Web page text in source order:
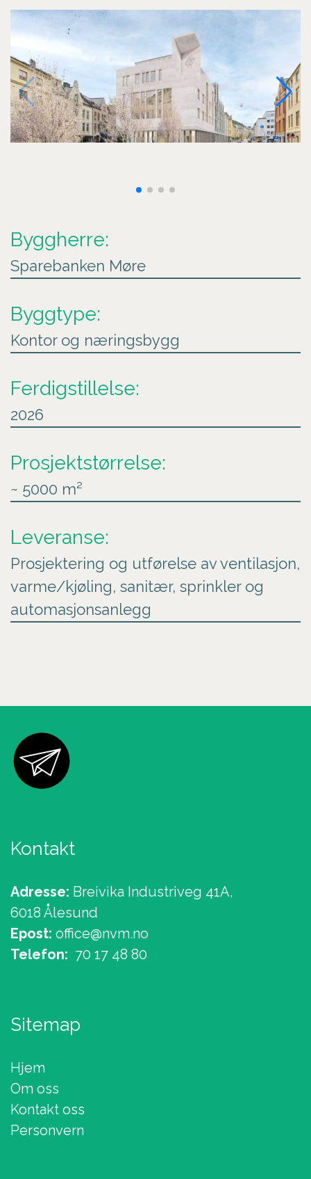
Byggherre:
Sparebanken Møre
Byggtype:
Kontor og næringsbygg
Ferdigstillelse:
2026
Prosjektstørrelse:
~ 5000 m²
Leveranse:
Prosjektering og utførelse av ventilasjon,
varme/kjøling, sanitær, sprinkler og
automasjonsanlegg
Kontakt
Adresse: Breivika Industriveg 41A,
6018 Ålesund
Epost: office@nvm.no
Telefon: 70 17 48 80
Sitemap
Hjem
Om oss
Kontakt oss
Personvern